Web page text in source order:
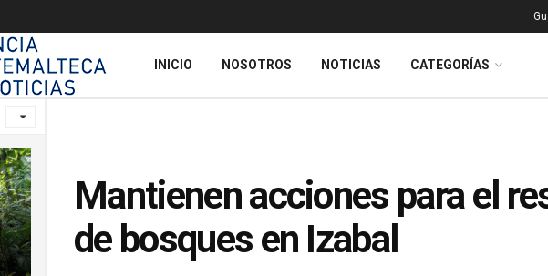
INICIO NOSOTROS NOTICIAS CATEGORÍAS
Mantienen acciones para el
de bosques en Izabal